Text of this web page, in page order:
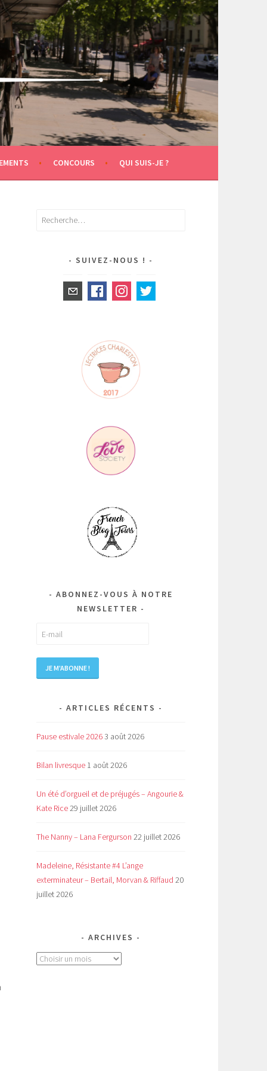
CONCOURS QUI SUIS-JE ?
Rechercher :
SUIVEZ-NOUS !
ABONNEZ-VOUS À NOTRE
NEWSLETTER
ARTICLES RÉCENTS
Pause estivale 20263 août 2026
Bilan livresque 1 août 2026
Un été d’orgueil et de préjugés – Angourie &
Kate Rice29 juillet 2026
The Nanny – Lana Fergurson 22 juillet 2026
Madeleine, Résistante #4 L’ange
exterminateur – Bertail, Morvan & Riffaud 20
juillet 2026
ARCHIVES
Archives